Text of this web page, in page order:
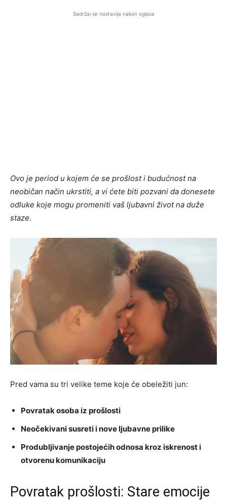
Sadržaj se nastavlja nakon oglasa
Ovo je period u kojem će se prošlost i budućnost na
neobičan način ukrstiti, a vi ćete biti pozvani da donesete
odluke koje mogu promeniti vaš ljubavni život na duže
staze.
Pred vama su tri velike teme koje će obeležiti jun:
Povratak osoba iz prošlosti
Neočekivani susreti i nove ljubavne prilike
Produbljivanje postojećih odnosa kroz iskrenost i
otvorenu komunikaciju
Povratak prošlosti: Stare emocije